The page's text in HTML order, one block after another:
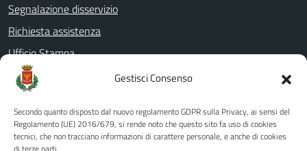
Gestisci Consenso
Secondo quanto disposto dal nuovo regolamento GDPR sulla Privacy, ai sensi del
Regolamento (UE) 2016/679, si rende noto che questo sito fa uso di cookies
tecnici, che non tracciano informazioni di carattere personale, e anche di cookies
Segnalazione disservizio
Richiesta assistenza
Ufficio Stampa
Amministrazione Trasparente
Albo pretorio
Informativa privacy
Note legali